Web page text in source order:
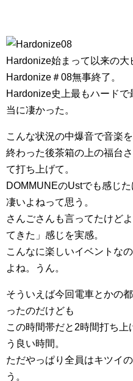
Hardonize始まって以来の
Hardonize＃08無事終了。
Hardonize史上最もハード
当に凄かった。
こんな状況の中爆音で音楽
終わった後茶箱の上の福台
て打ち上げて。
DOMMUNEのUstでも感じ
凄いよねって思う。
さんごさんも言ってたけど
てきた」感じを実感。
こんなに楽しいイベントな
よね。うん。
そういえば今回電車とかの
ったのだけども
この時間帯だと2時間打ち
う良い時間。
ただやっぱり全員はキツイ
う。